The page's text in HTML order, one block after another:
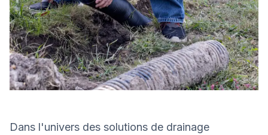
Dans l'univers des solutions de drainage